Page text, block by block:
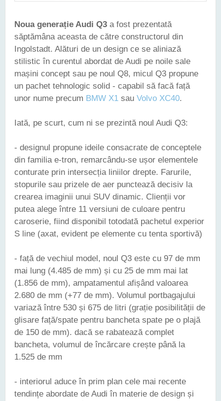
Noua generație Audi Q3 a fost prezentată
săptămâna aceasta de către constructorul din
Ingolstadt. Alături de un design ce se aliniază
stilistic în curentul abordat de Audi pe noile sale
mașini concept sau pe noul Q8, micul Q3 propune
un pachet tehnologic solid - capabil să facă față
unor nume precum BMW X1 sau Volvo XC40.
Iată, pe scurt, cum ni se prezintă noul Audi Q3:
- designul propune ideile consacrate de conceptele
din familia e-tron, remarcându-se ușor elementele
conturate prin intersecția liniilor drepte. Farurile,
stopurile sau prizele de aer punctează decisiv la
crearea imaginii unui SUV dinamic. Clienții vor
putea alege între 11 versiuni de culoare pentru
caroserie, fiind disponibil totodată pachetul experior
S line (axat, evident pe elemente cu tenta sportivă)
- față de vechiul model, noul Q3 este cu 97 de mm
mai lung (4.485 de mm) și cu 25 de mm mai lat
(1.856 de mm), ampatamentul afișând valoarea
2.680 de mm (+77 de mm). Volumul portbagajului
variază între 530 și 675 de litri (grație posibilității de
glisare față/spate pentru bancheta spate pe o plajă
de 150 de mm). dacă se rabatează complet
bancheta, volumul de încărcare crește până la
1.525 de mm
- interiorul aduce în prim plan cele mai recente
tendințe abordate de Audi în materie de design și